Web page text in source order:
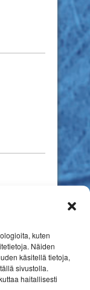
kuten
Näiden
käsitellä tietoja,
sivustolla.
haitallisesti